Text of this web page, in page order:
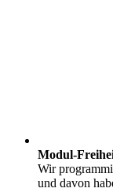
Modul-
Wir
und davon